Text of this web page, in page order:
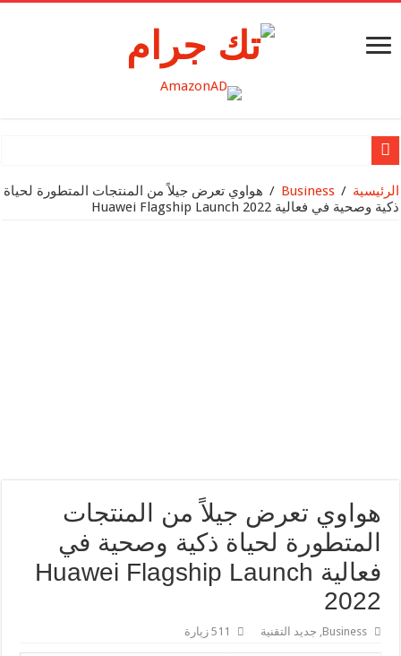
Nothing تُعلن عن شحنها لمليونيّ منتج
الرئيسية /
Business
/ هواوي تعرض جيلاً من المنتجات المتطورة لحياة
ذكية وصحية في فعالية Huawei Flagship Launch 2022
هواوي تعرض جيلاً من المنتجات
المتطورة لحياة ذكية وصحية في
فعالية Huawei Flagship Launch
2022
Business جديد التقنية 511 زيارة